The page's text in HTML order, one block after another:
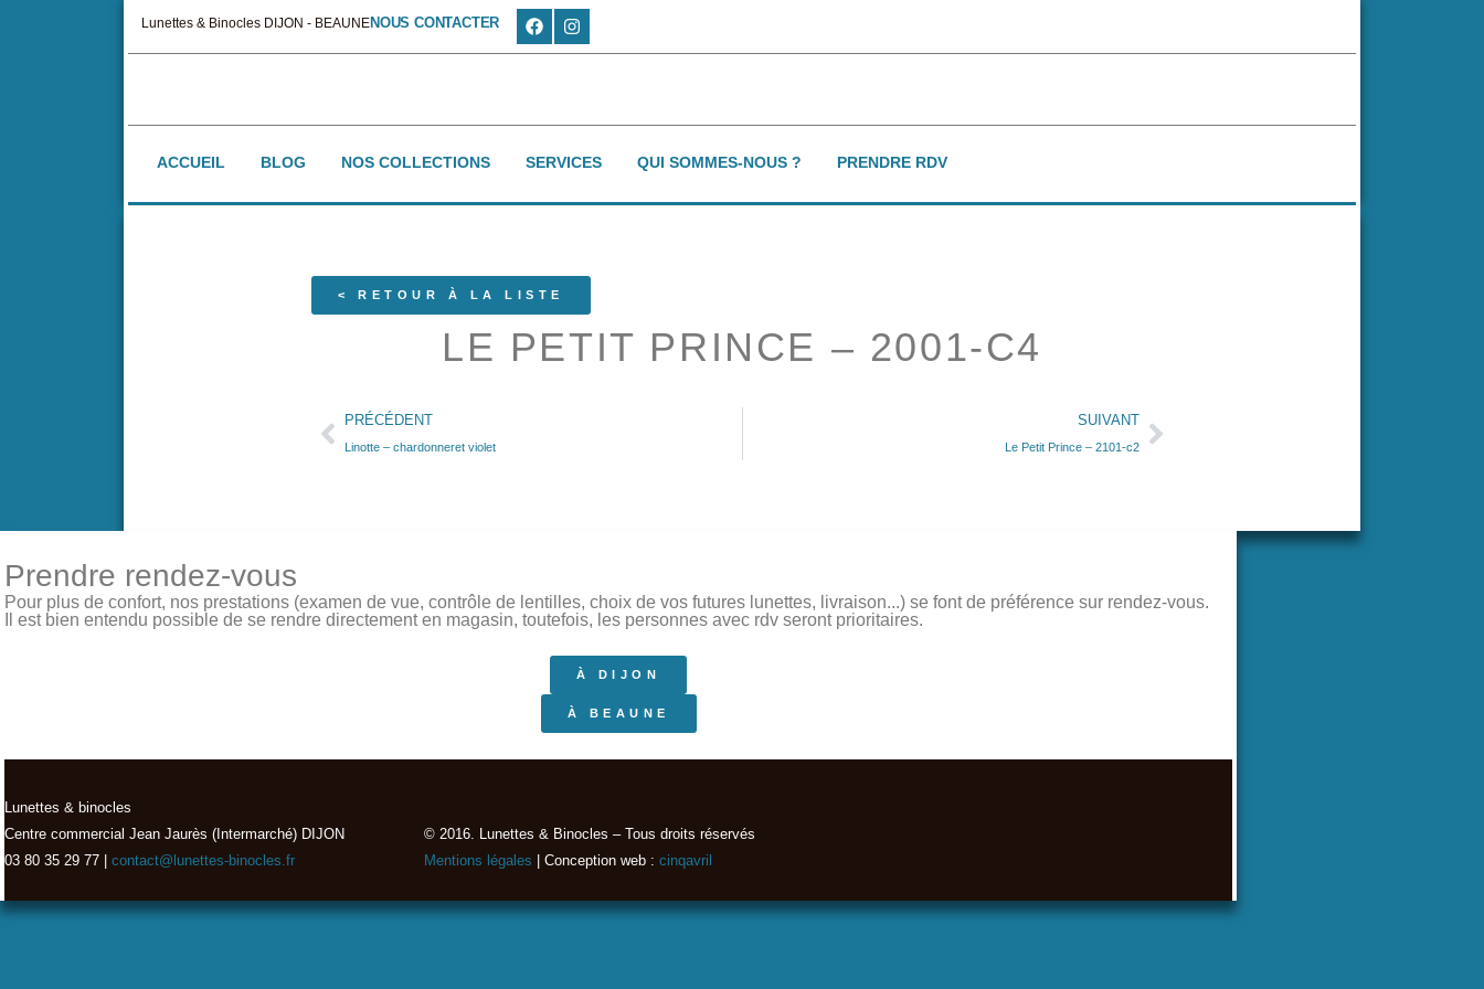
Lunettes & Binocles DIJON - BEAUNENOUS CONTACTER
ACCUEIL BLOG NOS COLLECTIONS SERVICES QUI SOMMES-NOUS ? PRENDRE RDV
< RETOUR À LA LISTE
LE PETIT PRINCE – 2001-C4
PRÉCÉDENT
Linotte – chardonneret violet
SUIVANT
Le Petit Prince – 2101-c2
Prendre rendez-vous
Pour plus de confort, nos prestations (examen de vue, contrôle de lentilles, choix de vos futures lunettes, livraison...) se font de préférence sur rendez-vous.
Il est bien entendu possible de se rendre directement en magasin, toutefois, les personnes avec rdv seront prioritaires.
À DIJON
À BEAUNE
Lunettes & binocles
Centre commercial Jean Jaurès (Intermarché) DIJON
03 80 35 29 77 |
contact@lunettes-binocles.fr
© 2016. Lunettes & Binocles – Tous droits réservés​
Mentions légales | Conception web : cinqavril